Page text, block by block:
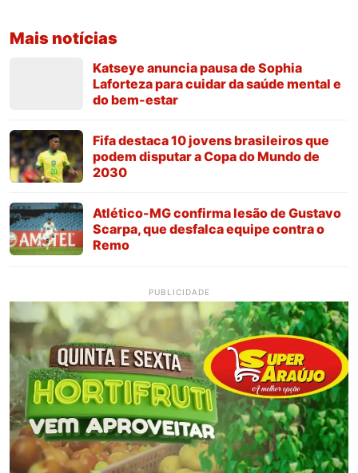
Mais notícias
Katseye anuncia pausa de Sophia
Laforteza para cuidar da saúde mental e
do bem-estar
Fifa destaca 10 jovens brasileiros que
podem disputar a Copa do Mundo de
2030
Atlético-MG confirma lesão de Gustavo
Scarpa, que desfalca equipe contra o
Remo
PUBLICIDADE